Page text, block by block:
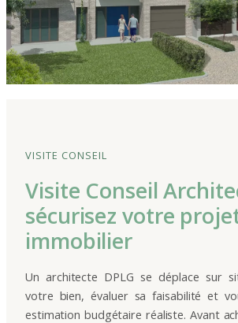
VISITE CONSEIL
Visite Conseil
sécurisez votre
immobilier
Un architecte DPLG se déplace sur
votre bien, évaluer sa faisabilité et
estimation budgétaire réaliste. Avant